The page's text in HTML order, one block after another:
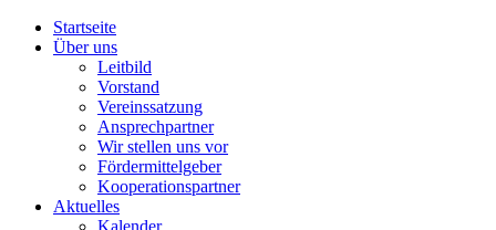
Startseite
Über uns
Leitbild
Vorstand
Vereinssatzung
Ansprechpartner
Wir stellen uns vor
Fördermittelgeber
Kooperationspartner
Aktuelles
Kalender